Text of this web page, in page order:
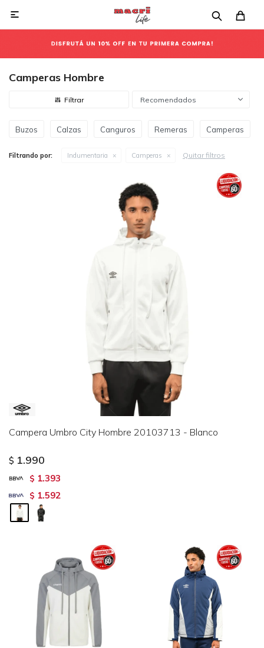

Camperas Hombre
Recomendados
Buzos Calzas Canguros Remeras Camperas
Filtrando por: Indumentaria Camperas Quitar filtros
Campera Umbro City Hombre 20103713 - Blanco
$ 1.990
$ 1.393
$ 1.592